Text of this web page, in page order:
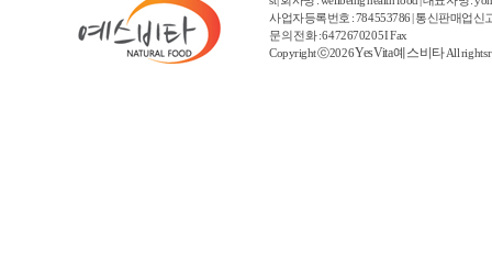
사업자등록번호 : 784553786 | 통신판매업신
문의 전화 : 6472670205 I Fax
Copyright ⓒ2026YesVita 예스비타All rights